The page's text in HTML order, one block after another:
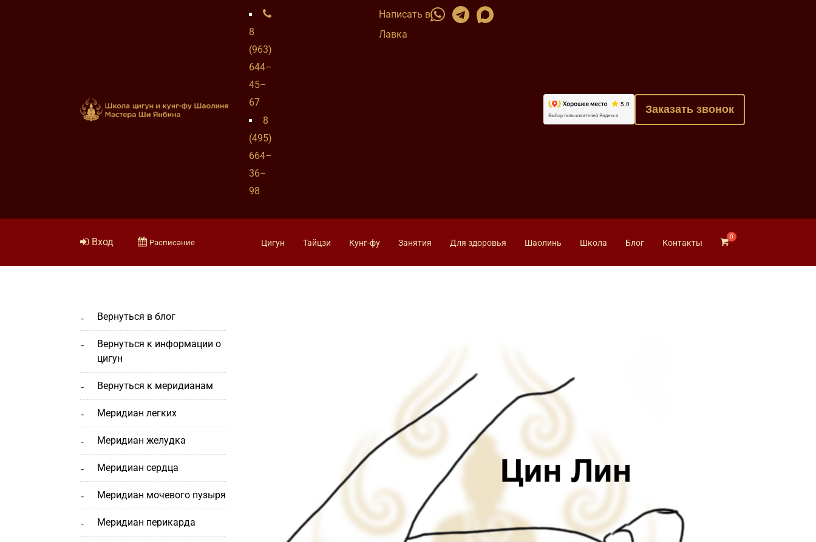
8
(963)
644–
45–
67
8
(495)
664–
36–
98
Написать в
Лавка
Заказать звонок
Вход Расписание Цигун Тайцзи Кунг-фу Занятия Для здоровья Шаолинь Школа Блог Контакты
вернуться в блог
вернуться к информации о
цигун
вернуться к меридианам
меридиан легких
меридиан желудка
меридиан сердца
меридиан мочевого пузыря
меридиан перикарда